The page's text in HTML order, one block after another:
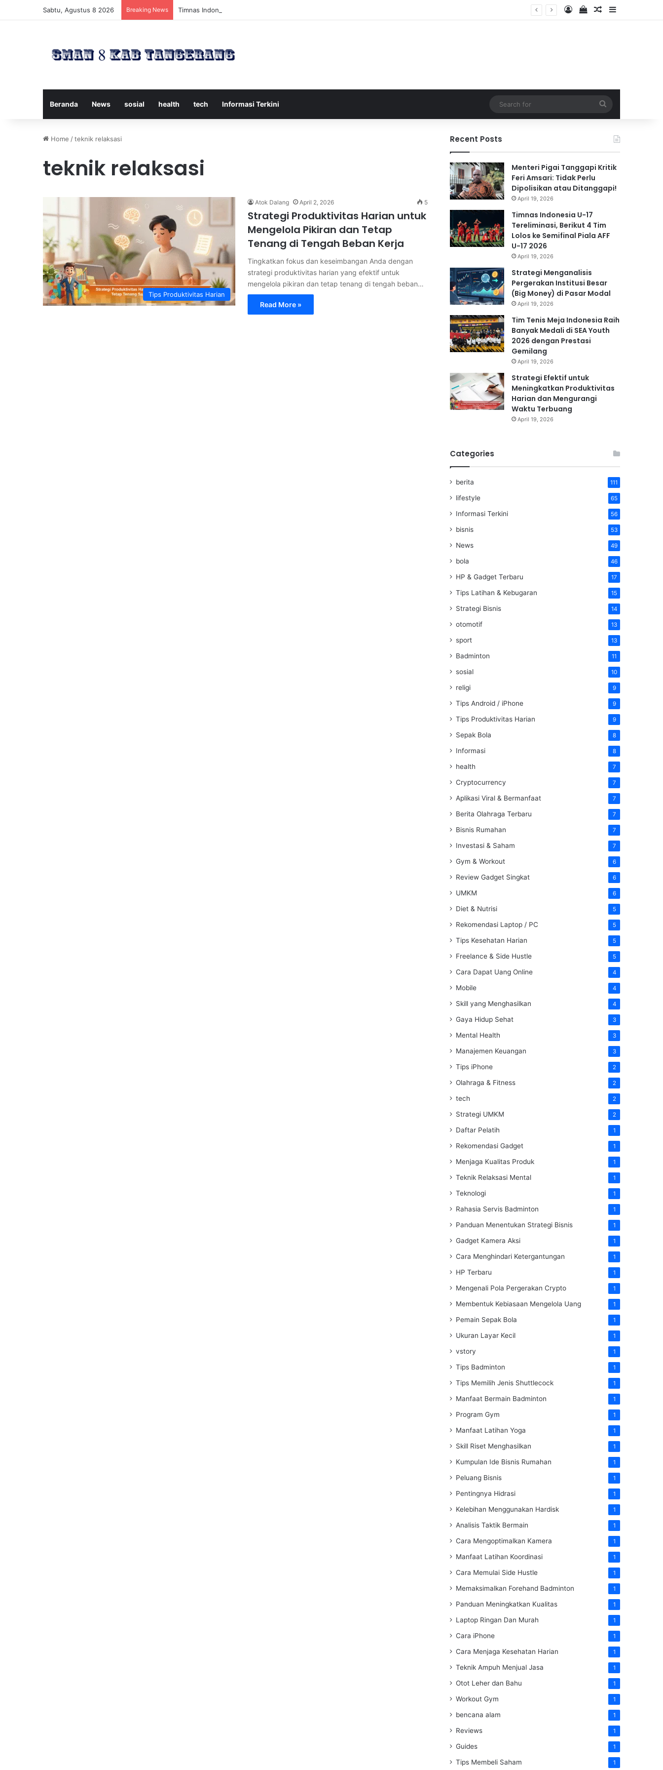
Sabtu, Agustus 8 2026 Breaking News Timnas Indonesia U-17 Tereliminasi, Berikut 4 Tim Lolos ke Semifinal Piala AFF U-17 2026 Log InView your
Random Article
Sidebar
Beranda News sosial health tech Informasi Terkini
for
Home /teknik relaksasi
teknik relaksasi
Tips Produktivitas Harian
Atok Dalang April 2, 2026 5
Strategi Produktivitas Harian untuk
Mengelola Pikiran dan Tetap
Tenang di Tengah Beban Kerja
Tingkatkan fokus dan keseimbangan Anda dengan
strategi produktivitas harian yang efektif untuk
mengelola pikiran dan tetap tenang di tengah beban…
Read More »
Recent Posts
Menteri Pigai Tanggapi Kritik
Feri Amsari: Tidak Perlu
Dipolisikan atau Ditanggapi!
April 19, 2026
Timnas Indonesia U-17
Tereliminasi, Berikut 4 Tim
Lolos ke Semifinal Piala AFF
U-17 2026
April 19, 2026
Strategi Menganalisis
Pergerakan Institusi Besar
(Big Money) di Pasar Modal
April 19, 2026
Tim Tenis Meja Indonesia Raih
Banyak Medali di SEA Youth
2026 dengan Prestasi
Gemilang
April 19, 2026
Strategi Efektif untuk
Meningkatkan Produktivitas
Harian dan Mengurangi
Waktu Terbuang
April 19, 2026
Categories
berita 111
lifestyle 65
Informasi Terkini 56
bisnis 53
News 49
bola 46
HP & Gadget Terbaru 17
Tips Latihan & Kebugaran 15
Strategi Bisnis 14
otomotif 13
sport 13
Badminton 11
sosial 10
religi 9
Tips Android / iPhone 9
Tips Produktivitas Harian 9
Sepak Bola 8
Informasi 8
health 7
Cryptocurrency 7
Aplikasi Viral & Bermanfaat 7
Berita Olahraga Terbaru 7
Bisnis Rumahan 7
Investasi & Saham 7
Gym & Workout 6
Review Gadget Singkat 6
UMKM 6
Diet & Nutrisi 5
Rekomendasi Laptop / PC 5
Tips Kesehatan Harian 5
Freelance & Side Hustle 5
Cara Dapat Uang Online 4
Mobile 4
Skill yang Menghasilkan 4
Gaya Hidup Sehat 3
Mental Health 3
Manajemen Keuangan 3
Tips iPhone 2
Olahraga & Fitness 2
tech 2
Strategi UMKM 2
Daftar Pelatih 1
Rekomendasi Gadget 1
Menjaga Kualitas Produk 1
Teknik Relaksasi Mental 1
Teknologi 1
Rahasia Servis Badminton 1
Panduan Menentukan Strategi Bisnis 1
Gadget Kamera Aksi 1
Cara Menghindari Ketergantungan 1
HP Terbaru 1
Mengenali Pola Pergerakan Crypto 1
Membentuk Kebiasaan Mengelola Uang 1
Pemain Sepak Bola 1
Ukuran Layar Kecil 1
vstory 1
Tips Badminton 1
Tips Memilih Jenis Shuttlecock 1
Manfaat Bermain Badminton 1
Program Gym 1
Manfaat Latihan Yoga 1
Skill Riset Menghasilkan 1
Kumpulan Ide Bisnis Rumahan 1
Peluang Bisnis 1
Pentingnya Hidrasi 1
Kelebihan Menggunakan Hardisk 1
Analisis Taktik Bermain 1
Cara Mengoptimalkan Kamera 1
Manfaat Latihan Koordinasi 1
Cara Memulai Side Hustle 1
Memaksimalkan Forehand Badminton 1
Panduan Meningkatkan Kualitas 1
Laptop Ringan Dan Murah 1
Cara iPhone 1
Cara Menjaga Kesehatan Harian 1
Teknik Ampuh Menjual Jasa 1
Otot Leher dan Bahu 1
Workout Gym 1
bencana alam 1
Reviews 1
Guides 1
Tips Membeli Saham 1